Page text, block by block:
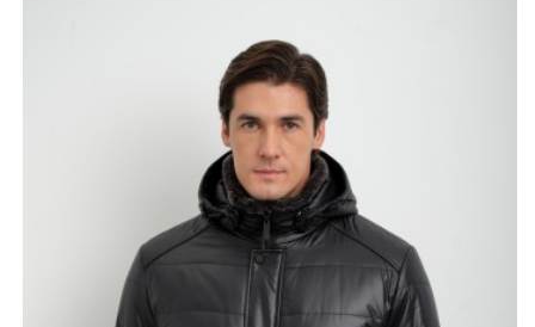
Куртка имеет удобный воротник-стойку, утепленный
стриженным мериносом. Мягкий мех внутри воротника
создает дополнительное тепло и комфорт в
прохладную погоду, защищает шею от ветра и делает
посадку особенно уютной. Небольшой съемный
капюшон дополняет модель практичностью: его
можно отстегнуть при необходимости или
использовать в ветреные и дождливые дни.
Декоративная вставка с ремешком добавляет дизайну